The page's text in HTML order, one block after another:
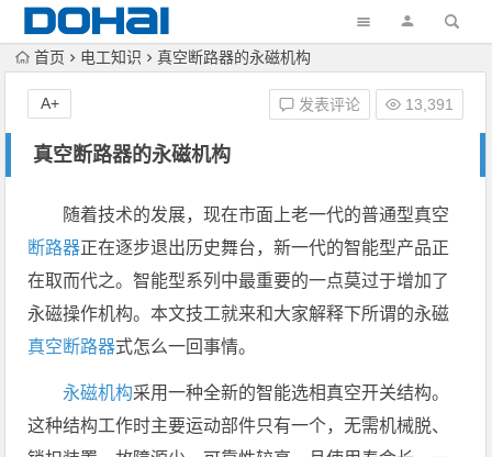
首页 电工知识 真空断路器的永磁机构
真空断路器的永磁机构
发表评论 13,391
A+
随着技术的发展，现在市面上老一代的普通型真空
断路器正在逐步退出历史舞台，新一代的智能型产品正
在取而代之。智能型系列中最重要的一点莫过于增加了
永磁操作机构。本文技工就来和大家解释下所谓的永磁
真空断路器式怎么一回事情。
永磁机构采用一种全新的智能选相真空开关结构。
这种结构工作时主要运动部件只有一个，无需机械脱、